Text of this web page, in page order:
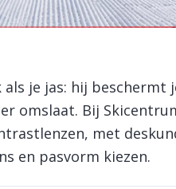
je jas: hij
omslaat. Bij
met
en pasvorm kiezen.